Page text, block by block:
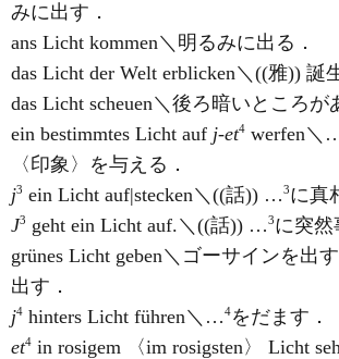
みに出す．
ans Licht kommen＼明るみに出る．
das Licht der Welt erblicken＼((雅)) 誕
das Licht scheuen＼後ろ暗いところが
ein bestimmtes Licht auf j-et4 werfen＼
〈印象〉を与える．
j3 ein Licht auf|stecken＼((話)) …3に真
J3 geht ein Licht auf.＼((話)) …3に突然
grünes Licht geben＼ゴーサインを出
出す．
j4 hinters Licht führen＼…4をだます．
et4 in rosigem 〈im rosigsten〉 Licht